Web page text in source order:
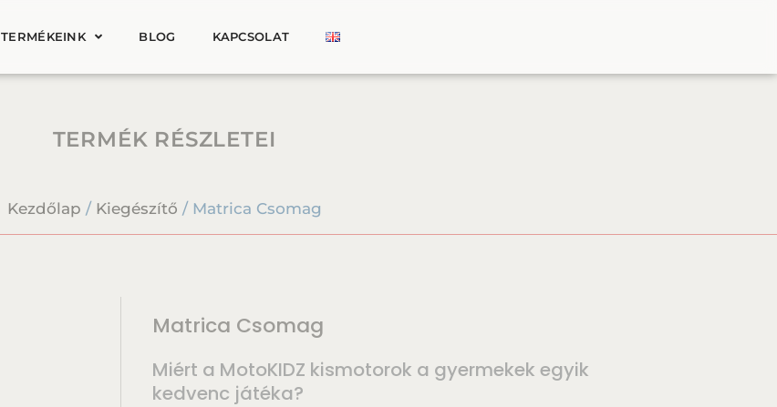
TERMÉKEINK BLOG KAPCSOLAT
TERMÉK RÉSZLETEI
Kezdőlap / Kiegészítő / Matrica Csomag
Matrica Csomag
Miért a MotoKIDZ kismotorok a gyermekek egyik
kedvenc játéka?